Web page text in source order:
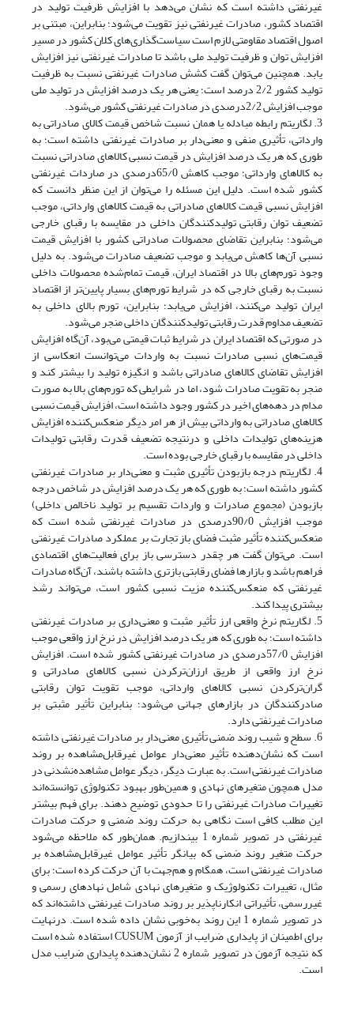
غیرنفتی داشته است که نشان می‌دهد با افزایش ظرفیت تولید در
اقتصاد کشور، صادرات غیرنفتی نیز تقویت می‌شود؛ بنابراین، مبتنی بر
اصول اقتصاد مقاومتی لازم است سیاست‌گذاری‌های کلان کشور در مسیر
افزایش توان و ظرفیت تولید ملی باشد تا صادرات غیرنفتی نیز افزایش
یابد. همچنین می‌توان گفت کشش صادرات غیرنفتی نسبت به ظرفیت
تولید کشور 2/2 درصد است؛ یعنی هر یک درصد افزایش در تولید ملی
موجب افزایش 2/2‌درصدی در صادرات غیرنفتی کشور می‌شود.
3. لگاریتم رابطه مبادله یا همان نسبت شاخص قیمت کالای صادراتی به
وارداتی، تأثیری منفی و معنی‌دار بر صادرات غیرنفتی داشته است؛ به
طوری که هر یک درصد افزایش در قیمت نسبی کالاهای صادراتی نسبت
به کالاهای وارداتی؛ موجب کاهش 65/0‌درصدی در صاردات غیرنفتی
کشور شده است. دلیل این مسئله را می‌توان از این منظر دانست که
افزایش نسبی قیمت کالاهای صادراتی به قیمت کالاهای وارداتی، موجب
تضعیف توان رقابتی تولیدکنندگان داخلی در مقایسه با رقبای خارجی
می‌شود؛ بنابراین تقاضای محصولات صادراتی کشور با افزایش قیمت
نسبی آن‌ها کاهش می‌یابد و موجب تضعیف صادرات می‌شود. به دلیل
وجود تورم‌های بالا در اقتصاد ایران، قیمت تمام‌شده محصولات داخلی
نسبت به رقبای خارجی که در شرایط تورم‌های بسیار پایین‌تر از اقتصاد
ایران تولید می‌کنند، افزایش می‌یابد؛ بنابراین، تورم بالای داخلی به
تضعیف مداوم قدرت رقابتی تولیدکنندگان داخلی منجر می‌شود.
در صورتی که اقتصاد ایران در شرایط ثبات قیمتی می‌بود، آن‌گاه افزایش
قیمت‌های نسبی صادرات نسبت به واردات می‌توانست انعکاسی از
افزایش تقاضای کالاهای صادراتی باشد و انگیزه تولید را بیشتر کند و
منجر به تقویت صادرات شود، اما در شرایطی که تورم‌های بالا به صورت
مدام در دهه‌های اخیر در کشور وجود داشته است، افزایش قیمت نسبی
کالاهای صادراتی به وارداتی بیش از هر امر دیگر منعکس‌کننده افزایش
هزینه‌های تولیدات داخلی و درنتیجه تضعیف قدرت رقابتی تولیدات
داخلی در مقایسه با رقبای خارجی بوده است.
4. لگاریتم درجه باز‌بودن تأثیری مثبت و معنی‌دار بر صادرات غیرنفتی
کشور داشته است؛ به طوری که هر یک درصد افزایش در شاخص درجه
باز‌بودن (مجموع صادرات و واردات تقسیم بر تولید ناخالص داخلی)
موجب افزایش 90/0‌درصدی در صادرات غیرنفتی شده است که
منعکس‌کننده تأثیر مثبت فضای باز تجارت بر عملکرد صادرات غیرنفتی
است. می‌توان گفت هر چقدر دسترسی باز برای فعالیت‌های اقتصادی
فراهم باشد و بازارها فضای رقابتی بازتری داشته باشند، آن‌گاه صادرات
غیرنفتی که منعکس‌کننده مزیت نسبی کشور است، می‌تواند رشد
بیشتری پیدا کند.
5. لگاریتم نرخ واقعی ارز تأثیر مثبت و معنی‌داری بر صادرات غیرنفتی
داشته است؛ به طوری که هر یک درصد افزایش در نرخ ارز واقعی موجب
افزایش 57/0‌درصدی در صادرات غیرنفتی کشور شده است. افزایش
نرخ ارز واقعی از طریق ارزان‌تر‌کردن نسبی کالاهای صادراتی و
گران‌تر‌کردن نسبی کالاهای وارداتی، موجب تقویت توان رقابتی
صادرکنندگان در بازارهای جهانی می‌شود؛ بنابراین تأثیر مثبتی بر
صادرات غیرنفتی دارد.
6. سطح و شیب روند ضمنی تأثیری معنی‌دار بر صادرات غیرنفتی داشته
است که نشان‌دهنده تأثیر معنی‌دار عوامل غیرقابل‌مشاهده بر روند
صادرات غیرنفتی است. به عبارت دیگر، دیگر عوامل مشاهده‌نشدنی در
مدل همچون متغیرهای نهادی و همین‌طور بهبود تکنولوژی توانسته‌اند
تغییرات صادرات غیرنفتی را تا حدودی توضیح دهند. برای فهم بیشتر
این مطلب کافی است نگاهی به حرکت روند ضمنی و حرکت صادرات
غیرنفتی در تصویر شماره 1 بیندازیم. همان‌طور که ملاحظه می‌شود
حرکت متغیر روند ضمنی که بیانگر تأثیر عوامل غیرقابل‌مشاهده بر
صادرات غیرنفتی است، همگام و هم‌جهت با آن حرکت کرده است؛ برای
مثال، تغییرات تکنولوژیک و متغیرهای نهادی شامل نهادهای رسمی و
غیر‌رسمی، تأثیراتی انکارناپذیر بر روند صادرات غیرنفتی داشته‌اند که
در تصویر شماره 1 این روند به‌خوبی نشان داده شده است. درنهایت
برای اطمینان از پایداری ضرایب از آزمون CUSUM استفاده شده است
که نتیجه آزمون در تصویر شماره 2 نشان‌دهنده پایداری ضرایب مدل
است.